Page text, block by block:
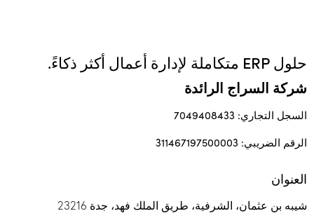
حلول ERP متكاملة لإدارة أعمال أكثر ذكاءً.
شركة السراج الرائدة
السجل التجاري: 7049408433
الرقم الضريبي: 311467197500003
العنوان
شيبه بن عثمان، الشرفية، طريق الملك فهد، جدة 23216